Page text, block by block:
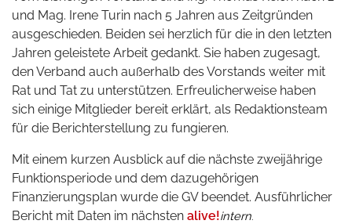
und Mag. Irene Turin nach 5 Jahren aus Zeitgründen
ausgeschieden. Beiden sei herzlich für die in den letzten
Jahren geleistete Arbeit gedankt. Sie haben zugesagt,
den Verband auch außerhalb des Vorstands weiter mit
Rat und Tat zu unterstützen. Erfreulicherweise haben
sich einige Mitglieder bereit erklärt, als Redaktionsteam
für die Berichterstellung zu fungieren.
Mit einem kurzen Ausblick auf die nächste zweijährige
Funktionsperiode und dem dazugehörigen
Finanzierungsplan wurde die GV beendet. Ausführlicher
Bericht mit Daten im nächsten alive!intern.